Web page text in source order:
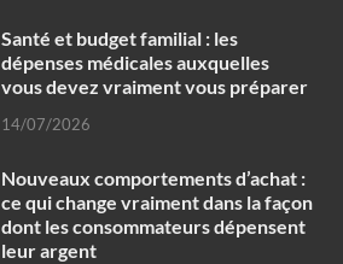
Santé et budget familial : les
dépenses médicales auxquelles
vous devez vraiment vous préparer
14/07/2026
Nouveaux comportements d’achat :
ce qui change vraiment dans la façon
dont les consommateurs dépensent
leur argent